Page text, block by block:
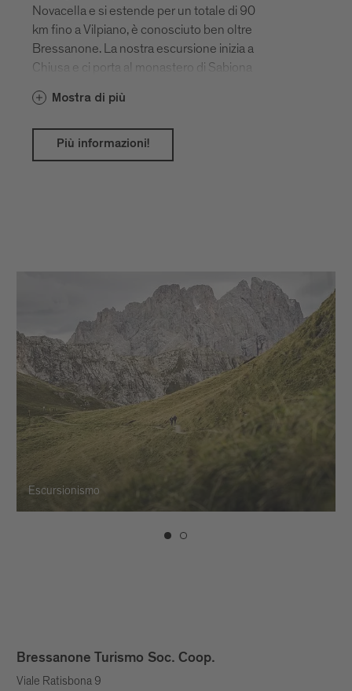
Novacella e si estende per un totale di 90
km fino a Vilpiano, è conosciuto ben oltre
Bressanone. La nostra escursione inizia a
Chiusa e ci porta al monastero di Sabiona
Castagno fino a Velturno.
Mostra di più
Più informazioni!
Escursionismo
Bressanone Turismo Soc. Coop.
Viale Ratisbona 9